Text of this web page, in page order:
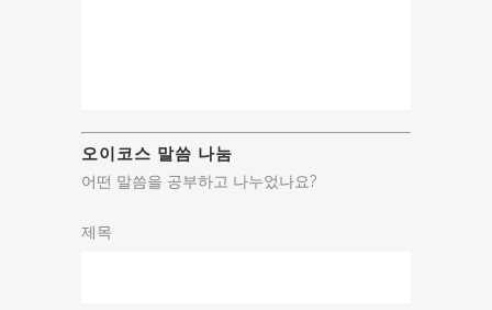
오이코스 말씀 나눔
어떤 말씀을 공부하고 나누었나요?
제목